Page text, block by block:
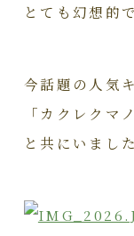
とても幻想的
今話題の人気
「 カクレクマ
と共にいまし